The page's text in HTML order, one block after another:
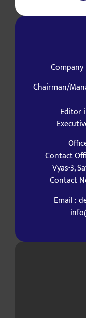
Chairman/
Editor
Contact
Vyas-3,
Contact
Email :